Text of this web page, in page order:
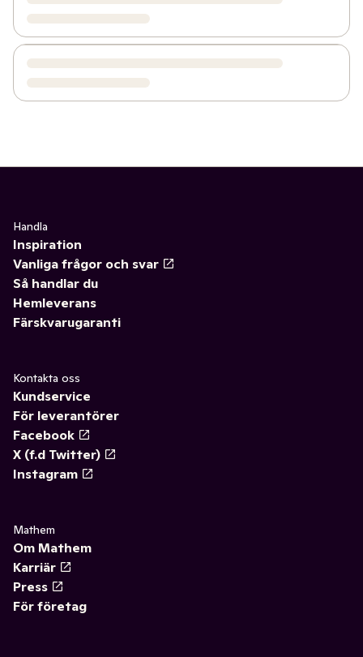
Handla
Inspiration
Vanliga frågor och svar
Så handlar du
Hemleverans
Färskvarugaranti
Kontakta oss
Kundservice
För leverantörer
Facebook
X (f.d Twitter)
Instagram
Mathem
Om Mathem
Karriär
Press
För företag